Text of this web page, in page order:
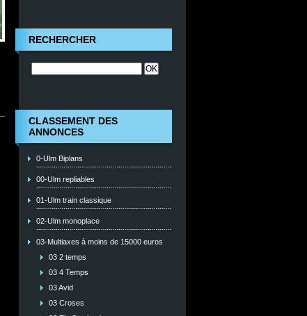
RECHERCHER
CLASSEMENT DES
ANNONCES
0-Ulm Biplans
00-Ulm repliables
01-Ulm train classique
02-Ulm monoplace
03-Multiaxes à moins de 15000 euros
03 2 temps
03 4 Temps
03 Avid
03 Croses